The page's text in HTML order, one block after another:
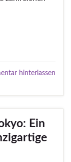
hinterlassen
Ein